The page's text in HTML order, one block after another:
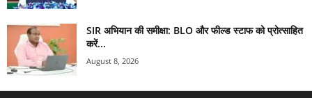
SIR अभियान की समीक्षा: BLO और फील्ड स्टाफ को प्रोत्साहित
करें...
August 8, 2026